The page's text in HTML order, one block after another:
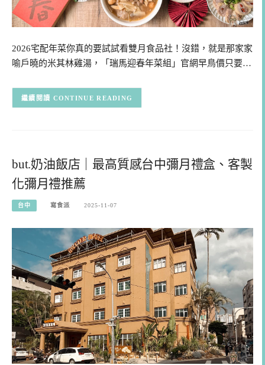
2026宅配年菜你真的要試試看雙月食品社！沒錯，就是那家家
喻戶曉的米其林雞湯，「瑞馬迎春年菜組」官網早鳥價只要…
CONTINUE READING
but.奶油飯店｜最高質感台中彌月禮盒、客製
化彌月禮推薦
台中 寫食派 2025-11-07